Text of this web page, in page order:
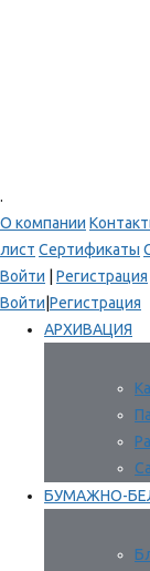
.
О компании
лист Сертификаты
Войти
Регистрация
Войти Регистрация
АРХИВАЦИЯ
БУМАЖНО-